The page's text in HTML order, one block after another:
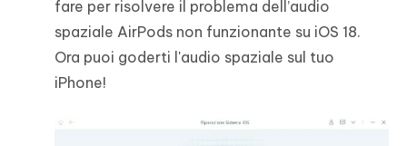
fare per risolvere il problema dell’audio
spaziale AirPods non funzionante su iOS 18.
Ora puoi goderti l'audio spaziale sul tuo
iPhone!